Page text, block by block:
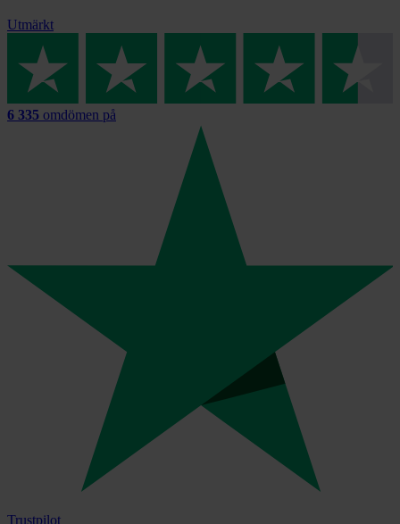
Utmärkt
6 335 omdömen på
Trustpilot